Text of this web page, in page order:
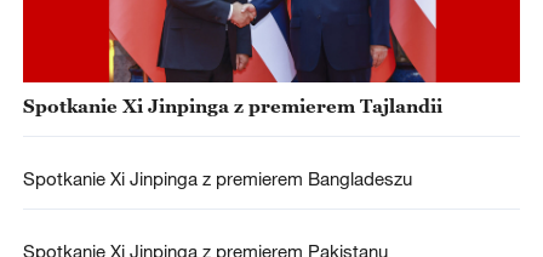
Spotkanie Xi Jinpinga z premierem Tajlandii
Spotkanie Xi Jinpinga z premierem Bangladeszu
Spotkanie Xi Jinpinga z premierem Pakistanu